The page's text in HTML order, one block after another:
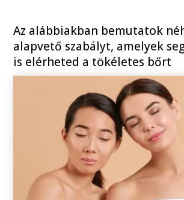
Az alábbiakban bemutatok
alapvető szabályt, amelyek
is elérheted a tökéletes bőrt